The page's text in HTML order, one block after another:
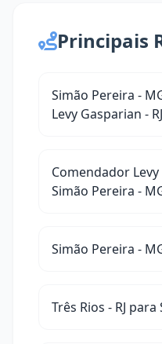
Principais
Simão Pereira -
Levy Gasparian - RJ
Comendador Levy
Simão Pereira -
Simão Pereira -
Três Rios - RJ